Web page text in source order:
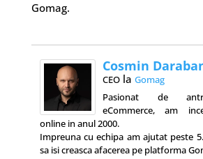
Gomag.
Cosmin
CEOla Gomag
Pasionat de
eCommerce, am
online in anul 2000.
Impreuna cu echipa am ajutat peste
sa isi creasca afacerea pe platforma